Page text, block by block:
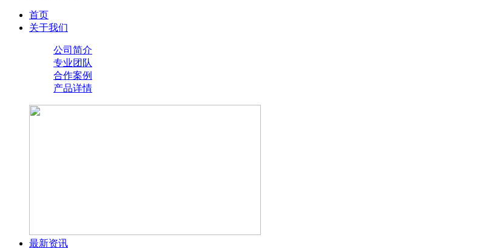
首页
关于我们
公司简介
专业团队
合作案例
产品详情
最新资讯